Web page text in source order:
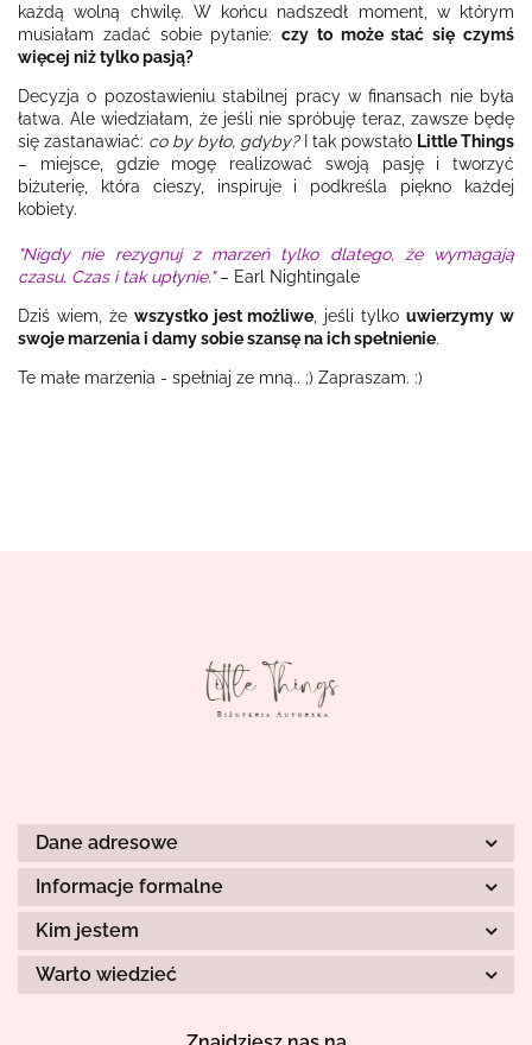
każdą wolną chwilę. W końcu nadszedł moment, w którym
musiałam zadać sobie pytanie:czy to może stać się czymś
więcej niż tylko pasją?
Decyzja o pozostawieniu stabilnej pracy w finansach nie była
łatwa. Ale wiedziałam, że jeśli nie spróbuję teraz, zawsze będę
się zastanawiać: co by było, gdyby?I tak powstało Little Things
– miejsce, gdzie mogę realizować swoją pasję i tworzyć
biżuterię, która cieszy, inspiruje i podkreśla piękno każdej
kobiety.
"Nigdy nie rezygnuj z marzeń tylko dlatego, że wymagają
czasu. Czas i tak upłynie."– Earl Nightingale
Dziś wiem, że wszystko jest możliwe , jeśli tylkouwierzymy w
swoje marzenia i damy sobie szansę na ich spełnienie.
Te małe marzenia - spełniaj ze mną.. ;) Zapraszam. :)
Dane adresowe
Informacje formalne
Kim jestem
Warto wiedzieć